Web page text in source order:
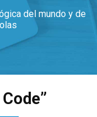
del mundo y de